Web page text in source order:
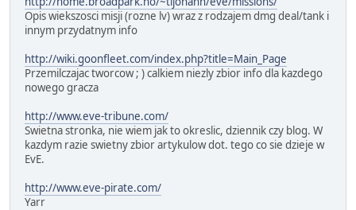
Opis wiekszosci misji (rozne lv) wraz z rodzajem dmg deal/tank i
innym przydatnym info
http://wiki.goonfleet.com/index.php?title=Main_Page
Przemilczajac tworcow ; ) calkiem niezly zbior info dla kazdego
nowego gracza
http://www.eve-tribune.com/
Swietna stronka, nie wiem jak to okreslic, dziennik czy blog. W
kazdym razie swietny zbior artykulow dot. tego co sie dzieje w
EvE.
http://www.eve-pirate.com/
Yarr